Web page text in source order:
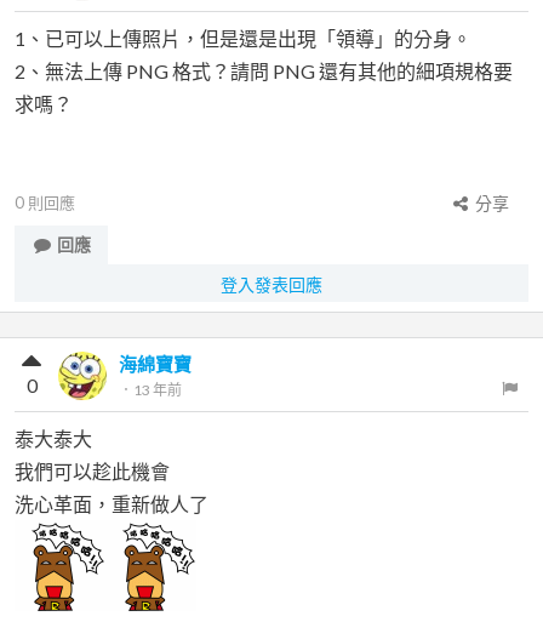
1、已可以上傳照片，但是還是出現「領導」的分身。
2、無法上傳 PNG 格式？請問 PNG 還有其他的細項規格要
求嗎？
0 則回應
分享
回應
登入發表回應
海綿寶寶
． 13 年前
0
泰大泰大
我們可以趁此機會
洗心革面，重新做人了